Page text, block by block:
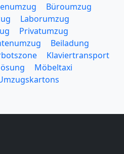
Büroumzug
Laborumzug
Privatumzug
Beiladung
Klaviertransport
Möbeltaxi